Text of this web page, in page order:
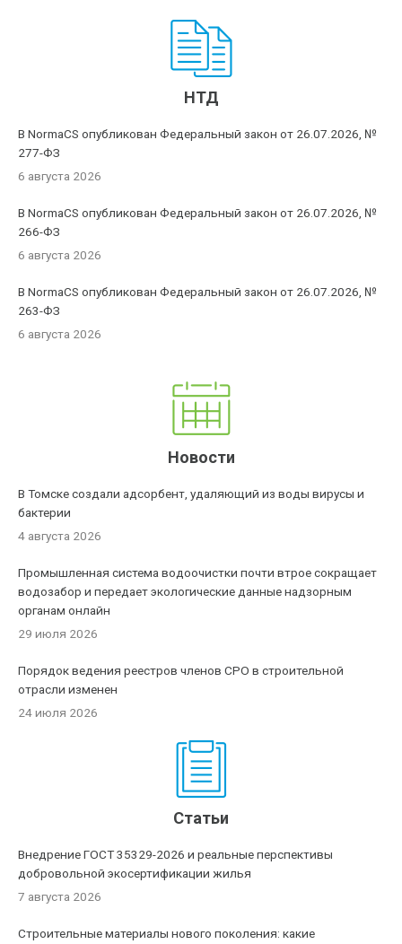
НТД
В NormaCS опубликован Федеральный закон от 26.07.2026, №
277-ФЗ
6 августа 2026
В NormaCS опубликован Федеральный закон от 26.07.2026, №
266-ФЗ
6 августа 2026
В NormaCS опубликован Федеральный закон от 26.07.2026, №
263-ФЗ
6 августа 2026
Новости
В Томске создали адсорбент, удаляющий из воды вирусы и
бактерии
4 августа 2026
Промышленная система водоочистки почти втрое сокращает
водозабор и передает экологические данные надзорным
органам онлайн
29 июля 2026
Порядок ведения реестров членов СРО в строительной
отрасли изменен
24 июля 2026
Статьи
Внедрение ГОСТ 35329-2026 и реальные перспективы
добровольной экосертификации жилья
7 августа 2026
Строительные материалы нового поколения: какие